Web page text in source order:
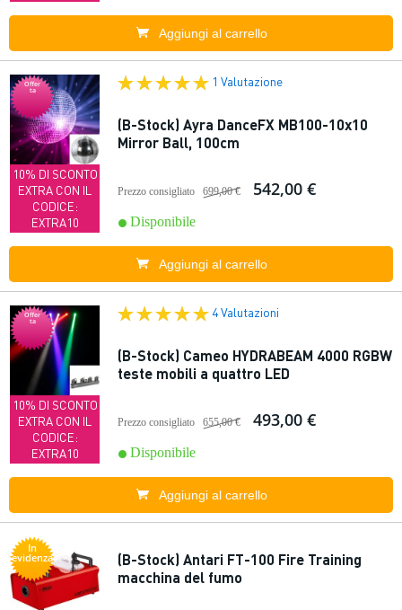
Aggiungi al carrello
Offer
ta
10% DI SCONTO
EXTRA CON IL
CODICE:
EXTRA10
1 Valutazione
(B-Stock) Ayra DanceFX MB100-10x10
Mirror Ball, 100cm
Prezzo consigliato 699,00 € 542,00 €
Disponibile
Aggiungi al carrello
Offer
ta
10% DI SCONTO
EXTRA CON IL
CODICE:
EXTRA10
4 Valutazioni
(B-Stock) Cameo HYDRABEAM 4000 RGBW
teste mobili a quattro LED
Prezzo consigliato 655,00 € 493,00 €
Disponibile
Aggiungi al carrello
In
evidenza
(B-Stock) Antari FT-100 Fire Training
macchina del fumo